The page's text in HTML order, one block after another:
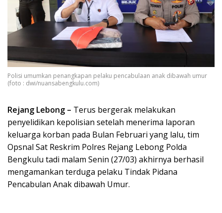
Polisi umumkan penangkapan pelaku pencabulaan anak dibawah umur
(foto : dwi/nuansabengkulu.com)
Rejang Lebong – Terus bergerak melakukan
penyelidikan kepolisian setelah menerima laporan
keluarga korban pada Bulan Februari yang lalu, tim
Opsnal Sat Reskrim Polres Rejang Lebong Polda
Bengkulu tadi malam Senin (27/03) akhirnya berhasil
mengamankan terduga pelaku Tindak Pidana
Pencabulan Anak dibawah Umur.